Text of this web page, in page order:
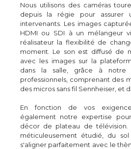
Nous utilisons des caméras
depuis la régie pour assurer
intervenants. Les images
HDMI ou SDI à un mélangeur
réalisateur la flexibilité de
moment. Le son est diffusé de
avec les images sur la
dans la salle, grâce à notre
professionnels, comprenant des
des micros sans fil Sennheiser, et
En fonction de vos
également notre expertise
décor de plateau de télévision.
méticuleusement étudié, du
s'aligner parfaitement avec le